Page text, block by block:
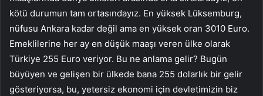
kötü durumun tam ortasındayız. En yüksek Lüksemburg,
nüfusu Ankara kadar değil ama en yüksek oran 3010 Euro.
Emeklilerine her ay en düşük maaşı veren ülke olarak
Türkiye 255 Euro veriyor. Bu ne anlama gelir? Bugün
büyüyen ve gelişen bir ülkede bana 255 dolarlık bir gelir
gösteriyorsa, bu, yetersiz ekonomi için devletimizin biz